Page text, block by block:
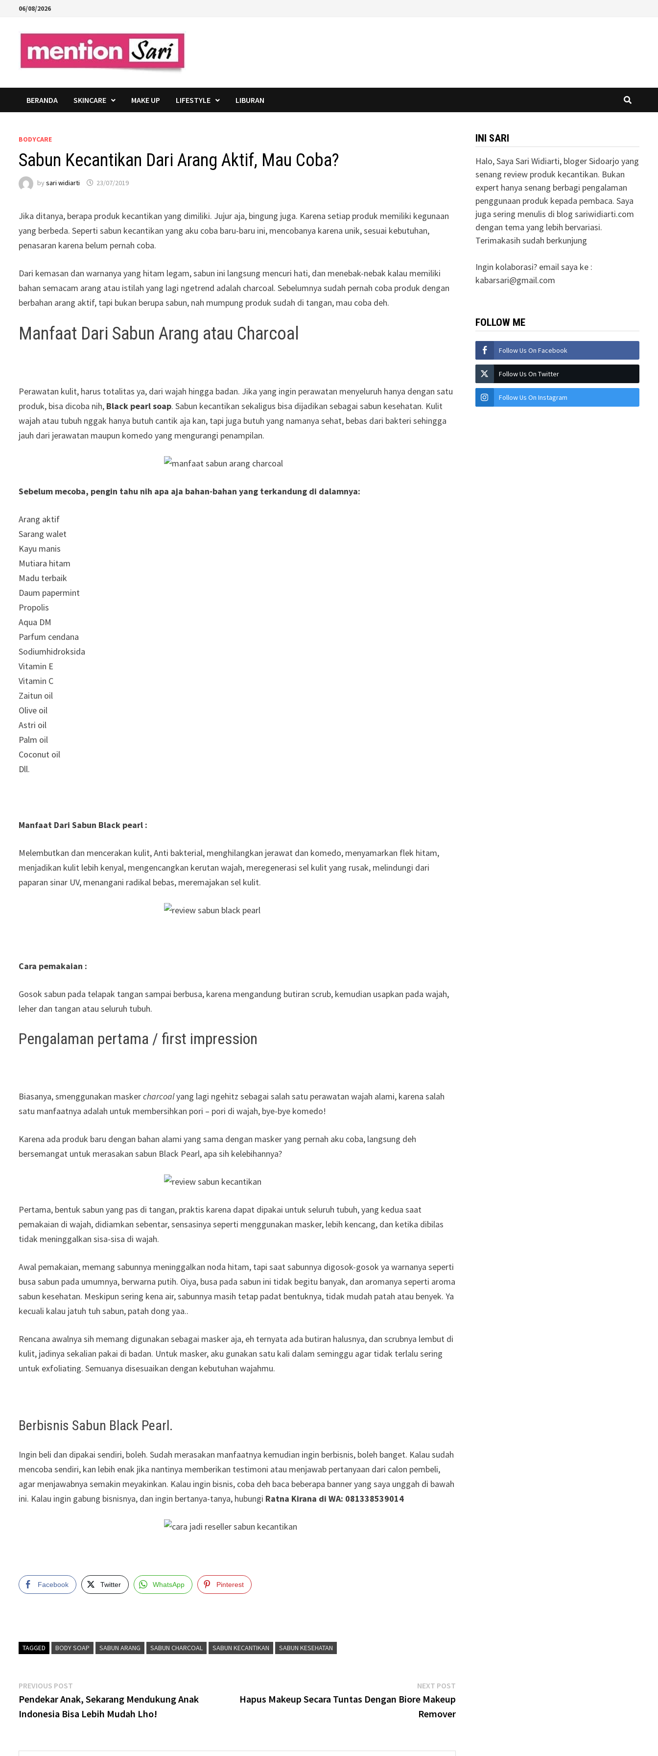
content
06/08/2026
BERANDA SKINCARE MAKE UP LIFESTYLE LIBURAN
BODYCARE
Sabun Kecantikan Dari Arang Aktif, Mau Coba?
bysari widiarti 23/07/2019
Jika ditanya, berapa produk kecantikan yang dimiliki. Jujur aja, bingung juga. Karena setiap produk memiliki kegunaan
yang berbeda. Seperti sabun kecantikan yang aku coba baru-baru ini, mencobanya karena unik, sesuai kebutuhan,
penasaran karena belum pernah coba.
Dari kemasan dan warnanya yang hitam legam, sabun ini langsung mencuri hati, dan menebak-nebak kalau memiliki
bahan semacam arang atau istilah yang lagi ngetrend adalah charcoal. Sebelumnya sudah pernah coba produk dengan
berbahan arang aktif, tapi bukan berupa sabun, nah mumpung produk sudah di tangan, mau coba deh.
Manfaat Dari Sabun Arang atau Charcoal
Perawatan kulit, harus totalitas ya, dari wajah hingga badan. Jika yang ingin perawatan menyeluruh hanya dengan satu
produk, bisa dicoba nih, Black pearl soap. Sabun kecantikan sekaligus bisa dijadikan sebagai sabun kesehatan. Kulit
wajah atau tubuh nggak hanya butuh cantik aja kan, tapi juga butuh yang namanya sehat, bebas dari bakteri sehingga
jauh dari jerawatan maupun komedo yang mengurangi penampilan.
Sebelum mecoba, pengin tahu nih apa aja bahan-bahan yang terkandung di dalamnya:
Arang aktif
Sarang walet
Kayu manis
Mutiara hitam
Madu terbaik
Daum papermint
Propolis
Aqua DM
Parfum cendana
Sodiumhidroksida
Vitamin E
Vitamin C
Zaitun oil
Olive oil
Astri oil
Palm oil
Coconut oil
Dll.
Manfaat Dari Sabun Black pearl :
Melembutkan dan mencerakan kulit, Anti bakterial, menghilangkan jerawat dan komedo, menyamarkan flek hitam,
menjadikan kulit lebih kenyal, mengencangkan kerutan wajah, meregenerasi sel kulit yang rusak, melindungi dari
paparan sinar UV, menangani radikal bebas, meremajakan sel kulit.
Cara pemakaian :
Gosok sabun pada telapak tangan sampai berbusa, karena mengandung butiran scrub, kemudian usapkan pada wajah,
leher dan tangan atau seluruh tubuh.
Pengalaman pertama / first impression
Biasanya, smenggunakan maskercharcoalyang lagi ngehitz sebagai salah satu perawatan wajah alami, karena salah
satu manfaatnya adalah untuk membersihkan pori – pori di wajah, bye-bye komedo!
Karena ada produk baru dengan bahan alami yang sama dengan masker yang pernah aku coba, langsung deh
bersemangat untuk merasakan sabun Black Pearl, apa sih kelebihannya?
Pertama, bentuk sabun yang pas di tangan, praktis karena dapat dipakai untuk seluruh tubuh, yang kedua saat
pemakaian di wajah, didiamkan sebentar, sensasinya seperti menggunakan masker, lebih kencang, dan ketika dibilas
tidak meninggalkan sisa-sisa di wajah.
Awal pemakaian, memang sabunnya meninggalkan noda hitam, tapi saat sabunnya digosok-gosok ya warnanya seperti
busa sabun pada umumnya, berwarna putih. Oiya, busa pada sabun ini tidak begitu banyak, dan aromanya seperti aroma
sabun kesehatan. Meskipun sering kena air, sabunnya masih tetap padat bentuknya, tidak mudah patah atau benyek. Ya
kecuali kalau jatuh tuh sabun, patah dong yaa..
Rencana awalnya sih memang digunakan sebagai masker aja, eh ternyata ada butiran halusnya, dan scrubnya lembut di
kulit, jadinya sekalian pakai di badan. Untuk masker, aku gunakan satu kali dalam seminggu agar tidak terlalu sering
untuk exfoliating. Semuanya disesuaikan dengan kebutuhan wajahmu.
Berbisnis Sabun Black Pearl.
Ingin beli dan dipakai sendiri, boleh. Sudah merasakan manfaatnya kemudian ingin berbisnis, boleh banget. Kalau sudah
mencoba sendiri, kan lebih enak jika nantinya memberikan testimoni atau menjawab pertanyaan dari calon pembeli,
agar menjawabnya semakin meyakinkan. Kalau ingin bisnis, coba deh baca beberapa banner yang saya unggah di bawah
ini. Kalau ingin gabung bisnisnya, dan ingin bertanya-tanya, hubungi Ratna Kirana di WA: 081338539014
Facebook Twitter WhatsApp Pinterest
TAGGED BODY SOAP SABUN ARANG SABUN CHARCOAL SABUN KECANTIKAN SABUN KESEHATAN
Post
navigation
PREVIOUS POST
post:
Pendekar Anak, Sekarang Mendukung Anak
Indonesia Bisa Lebih Mudah Lho!
NEXT POSTNext
post:
Hapus Makeup Secara Tuntas Dengan Biore Makeup
Remover
INI SARI
Halo, Saya Sari Widiarti, bloger Sidoarjo yang
senang review produk kecantikan. Bukan
expert hanya senang berbagi pengalaman
penggunaan produk kepada pembaca. Saya
juga sering menulis di blog sariwidiarti.com
dengan tema yang lebih bervariasi.
Terimakasih sudah berkunjung
Ingin kolaborasi? email saya ke :
kabarsari@gmail.com
FOLLOW ME
Follow Us On Facebook
Follow Us On Twitter
Follow Us On Instagram